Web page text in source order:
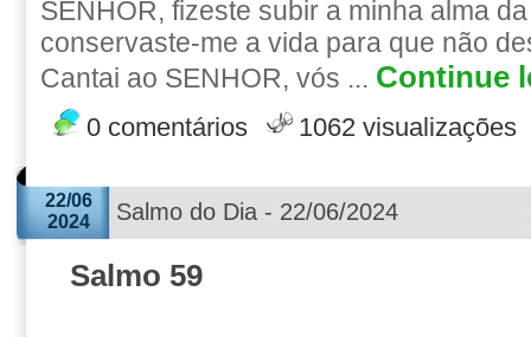
SENHOR, fizeste subir a minha alma
conservaste-me a vida para que não
Cantai ao SENHOR, vós ... Continue
0 comentários 1062 visualizações
22/06
2024
Salmo do Dia - 22/06/2024
Salmo 59